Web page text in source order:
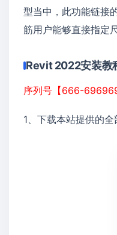
型当中，此功能链接
筋用户能够直接指定
Revit 2022安装教
序列号【666-
1、下载本站提供的